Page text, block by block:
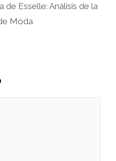
de Esselle: Análisis de la
Moda